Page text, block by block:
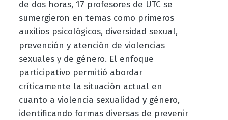
de dos horas, 17 profesores de UTC se
sumergieron en temas como primeros
auxilios psicológicos, diversidad sexual,
prevención y atención de violencias
sexuales y de género. El enfoque
participativo permitió abordar
críticamente la situación actual en
cuanto a violencia sexualidad y género,
identificando formas diversas de prevenir